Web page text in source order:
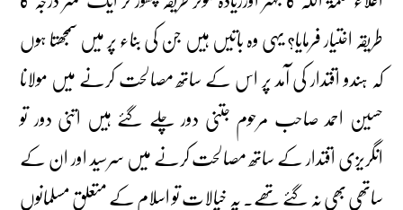
طریقہ اختیار فرمایا؟ یہی وہ باتیں ہیں جن کی بناء پر میں سمجھتا ہوں
کہ ہندو اقتدار کی آمد پر اس کے ساتھ مصالحت کرنے میں مولانا
حسین احمد صاحب مرحوم جتنی دور چلے گئے ہیں اتنی دور تو
انگریزی اقتدار کے ساتھ مصالحت کرنے میں سرسید اور ان کے
ساتھی بھی نہ گئے تھے۔ یہ خیالات تو اسلام کے متعلق مسلمانوں